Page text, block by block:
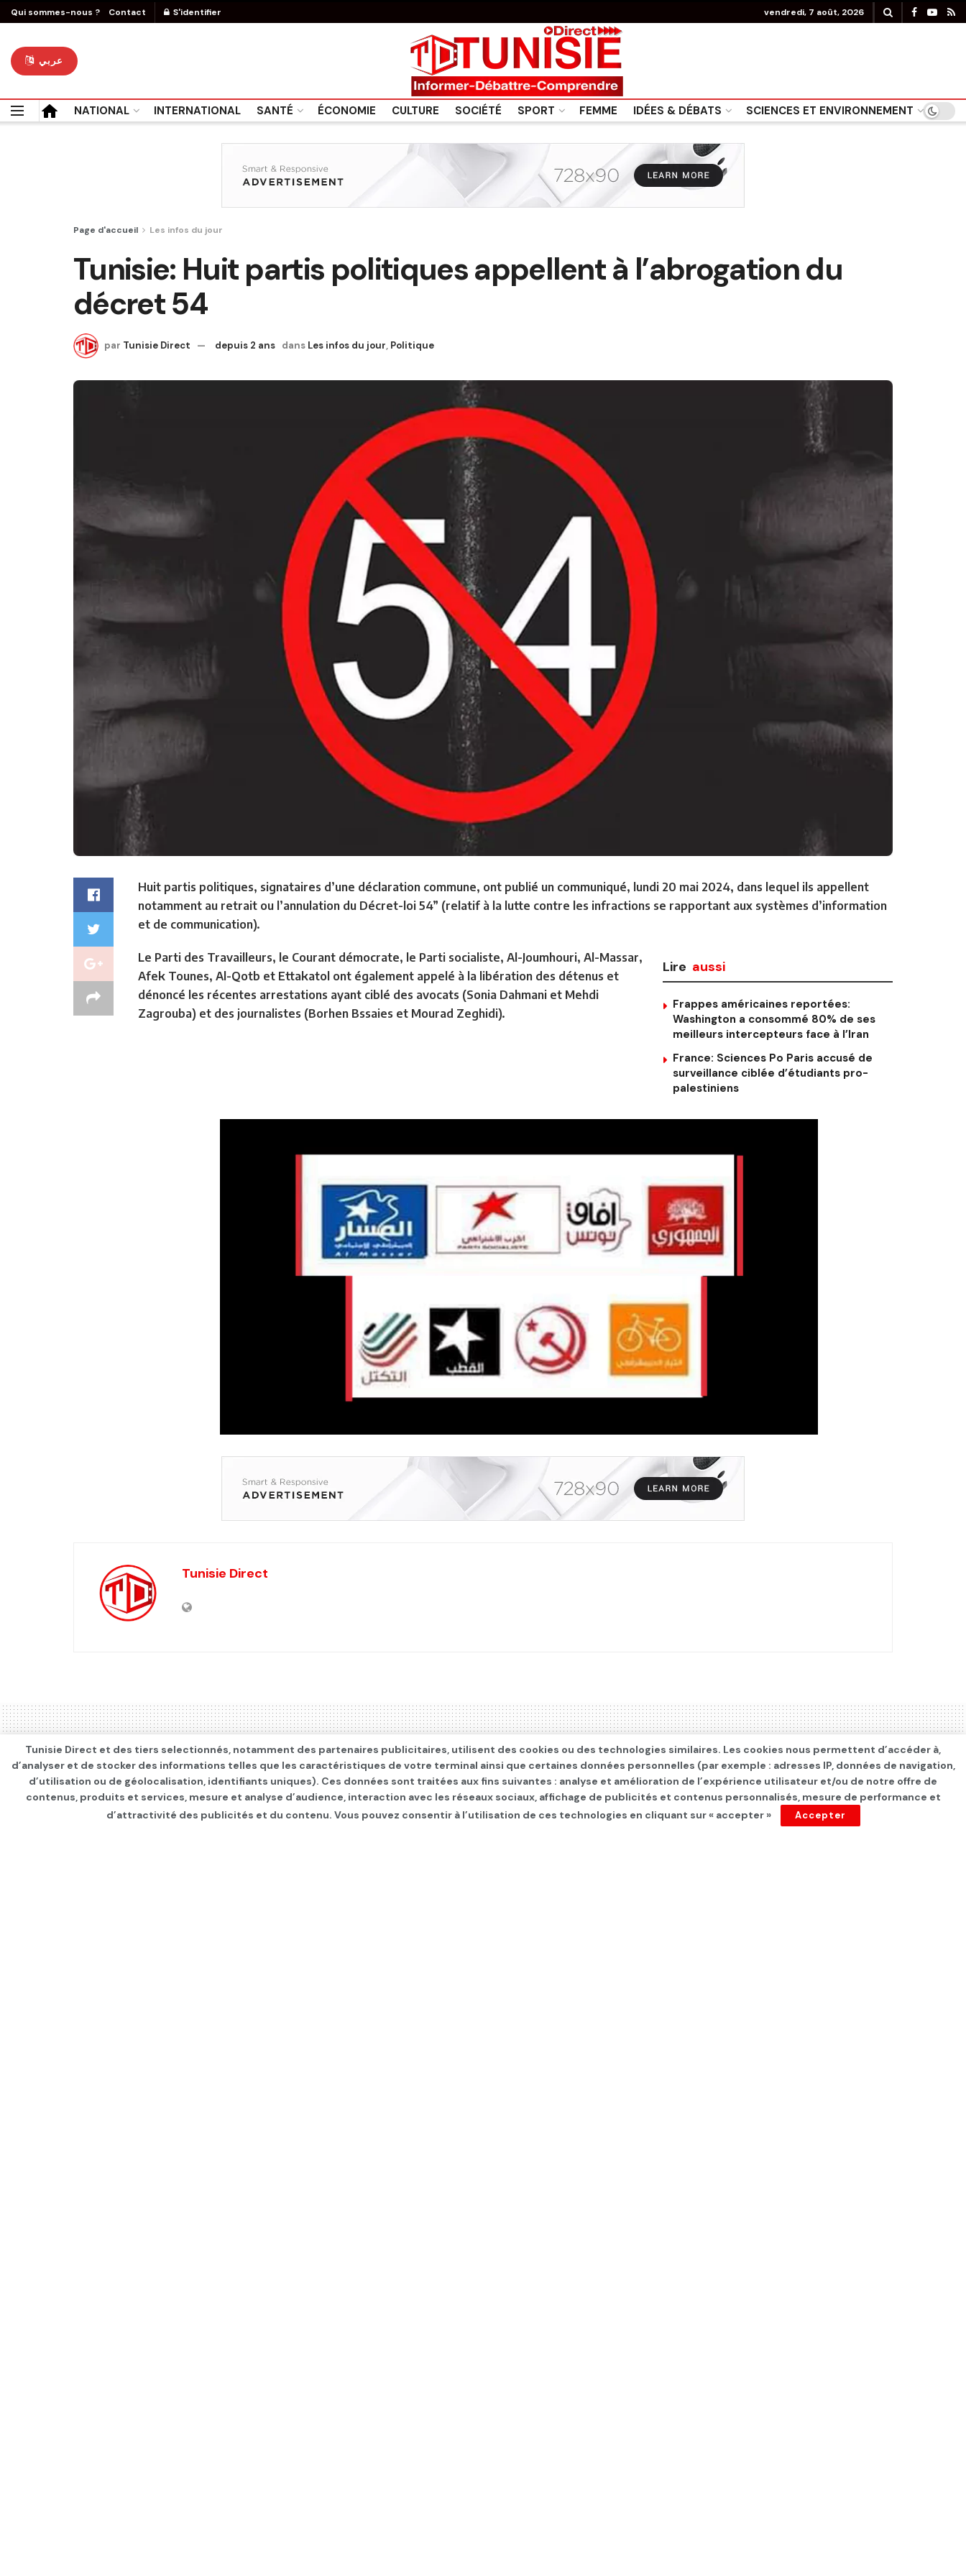
Qui sommes-nous ? Contact S'identifier vendredi, 7 août, 2026
عربي
NATIONAL INTERNATIONAL SANTÉ ÉCONOMIE CULTURE SOCIÉTÉ SPORT FEMME IDÉES & DÉBATS SCIENCES ET ENVIRONNEMENT
Page d'accueil Les infos du jour
Tunisie: Huit partis politiques appellent à l’abrogation du
décret 54
par Tunisie Direct depuis 2 ans dans Les infos du jour, Politique
Huit partis politiques, signataires d’une déclaration commune, ont publié un communiqué, lundi 20 mai 2024, dans lequel ils appellent
notamment au retrait ou l’annulation du Décret-loi 54” (relatif à la lutte contre les infractions se rapportant aux systèmes d’information
et de communication).
Lire aussi
Frappes américaines reportées:
Washington a consommé 80% de ses
meilleurs intercepteurs face à l’Iran
France: Sciences Po Paris accusé de
surveillance ciblée d’étudiants pro-
palestiniens
Le Parti des Travailleurs, le Courant démocrate, le Parti socialiste, Al-Joumhouri, Al-Massar,
Afek Tounes, Al-Qotb et Ettakatol ont également appelé à la libération des détenus et
dénoncé les récentes arrestations ayant ciblé des avocats (Sonia Dahmani et Mehdi
Zagrouba) et des journalistes (Borhen Bssaies et Mourad Zeghidi).
Tunisie Direct
Tunisie Direct et des tiers selectionnés, notamment des partenaires publicitaires, utilisent des cookies ou des technologies similaires. Les cookies nous permettent d’accéder à,
d’analyser et de stocker des informations telles que les caractéristiques de votre terminal ainsi que certaines données personnelles (par exemple : adresses IP, données de navigation,
d’utilisation ou de géolocalisation, identifiants uniques). Ces données sont traitées aux fins suivantes : analyse et amélioration de l’expérience utilisateur et/ou de notre offre de
contenus, produits et services, mesure et analyse d’audience, interaction avec les réseaux sociaux, affichage de publicités et contenus personnalisés, mesure de performance et
d’attractivité des publicités et du contenu. Vous pouvez consentir à l’utilisation de ces technologies en cliquant sur « accepter »
Accepter